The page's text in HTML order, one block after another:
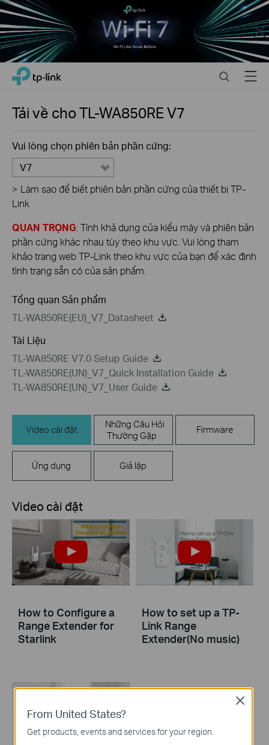
Close
Click
the
navigation
TP-Link, Reliably Smart SearchMenu
Tải về choTL-WA850REV7
Vui lòng chọn phiên bản phần cứng:
V7
> Làm sao để biết phiên bản phần cứng của thiết bị TP-
Link
QUAN TRỌNG: Tính khả dụng của kiểu máy và phiên bản
phần cứng khác nhau tùy theo khu vực. Vui lòng tham
khảo trang web TP-Link theo khu vực của bạn để xác định
tình trạng sẵn có của sản phẩm.
Tổng quan Sản phẩm
TL-WA850RE(EU)_V7_Datasheet
Tài Liệu
TL-WA850RE V7.0 Setup Guide
TL-WA850RE(UN)_V7_Quick Installation Guide
TL-WA850RE(UN)_V7_User Guide
Video cài đặt
Những Câu Hỏi
Thường Gặp
Firmware
Ứng dụng Giả lập
Video cài đặt
How to Configure a
Range Extender for
Starlink
How to set up a TP-
Link Range
Extender(No music)
From United States?
Get products, events and services for your region.
Close